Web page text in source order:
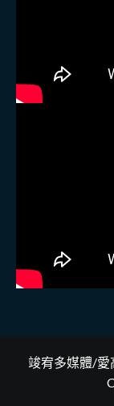
竣宥多媒體/